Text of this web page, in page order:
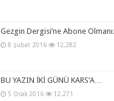
Gezgin Dergisi’ne Abone
8 Şubat 2016 12,282
BU YAZIN İKİ GÜNÜ KARS’A…
5 Ocak 2016 12,271